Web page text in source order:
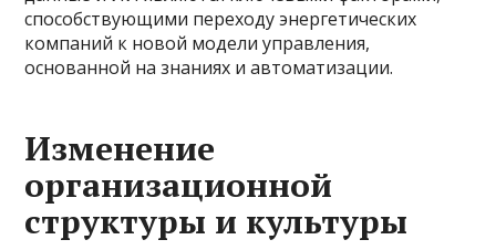
способствующими переходу энергетических
компаний к новой модели управления,
основанной на знаниях и автоматизации.
Изменение
организационной
структуры и культуры